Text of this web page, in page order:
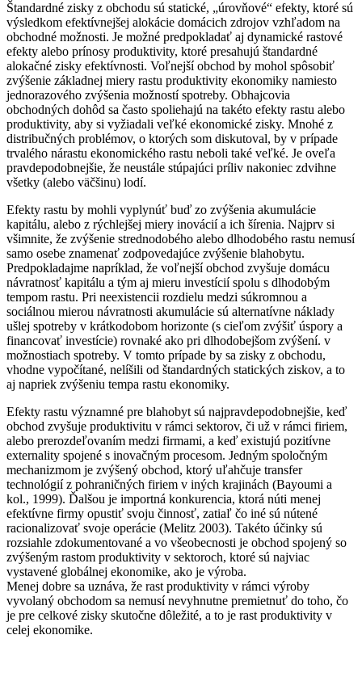
Štandardné zisky z obchodu sú statické, „úrovňové“ efekty, ktoré sú
výsledkom efektívnejšej alokácie domácich zdrojov vzhľadom na
obchodné možnosti. Je možné predpokladať aj dynamické rastové
efekty alebo prínosy produktivity, ktoré presahujú štandardné
alokačné zisky efektívnosti. Voľnejší obchod by mohol spôsobiť
zvýšenie základnej miery rastu produktivity ekonomiky namiesto
jednorazového zvýšenia možností spotreby. Obhajcovia
obchodných dohôd sa často spoliehajú na takéto efekty rastu alebo
produktivity, aby si vyžiadali veľké ekonomické zisky. Mnohé z
distribučných problémov, o ktorých som diskutoval, by v prípade
trvalého nárastu ekonomického rastu neboli také veľké. Je oveľa
pravdepodobnejšie, že neustále stúpajúci príliv nakoniec zdvihne
všetky (alebo väčšinu) lodí.
Efekty rastu by mohli vyplynúť buď zo zvýšenia akumulácie
kapitálu, alebo z rýchlejšej miery inovácií a ich šírenia. Najprv si
všimnite, že zvýšenie strednodobého alebo dlhodobého rastu nemusí
samo osebe znamenať zodpovedajúce zvýšenie blahobytu.
Predpokladajme napríklad, že voľnejší obchod zvyšuje domácu
návratnosť kapitálu a tým aj mieru investícií spolu s dlhodobým
tempom rastu. Pri neexistencii rozdielu medzi súkromnou a
sociálnou mierou návratnosti akumulácie sú alternatívne náklady
ušlej spotreby v krátkodobom horizonte (s cieľom zvýšiť úspory a
financovať investície) rovnaké ako pri dlhodobejšom zvýšení. v
možnostiach spotreby. V tomto prípade by sa zisky z obchodu,
vhodne vypočítané, nelíšili od štandardných statických ziskov, a to
aj napriek zvýšeniu tempa rastu ekonomiky.
Efekty rastu významné pre blahobyt sú najpravdepodobnejšie, keď
obchod zvyšuje produktivitu v rámci sektorov, či už v rámci firiem,
alebo prerozdeľovaním medzi firmami, a keď existujú pozitívne
externality spojené s inovačným procesom. Jedným spoločným
mechanizmom je zvýšený obchod, ktorý uľahčuje transfer
technológií z pohraničných firiem v iných krajinách (Bayoumi a
kol., 1999). Ďalšou je importná konkurencia, ktorá núti menej
efektívne firmy opustiť svoju činnosť, zatiaľ čo iné sú nútené
racionalizovať svoje operácie (Melitz 2003). Takéto účinky sú
rozsiahle zdokumentované a vo všeobecnosti je obchod spojený so
zvýšeným rastom produktivity v sektoroch, ktoré sú najviac
vystavené globálnej ekonomike, ako je výroba.
Menej dobre sa uznáva, že rast produktivity v rámci výroby
vyvolaný obchodom sa nemusí nevyhnutne premietnuť do toho, čo
je pre celkové zisky skutočne dôležité, a to je rast produktivity v
celej ekonomike.